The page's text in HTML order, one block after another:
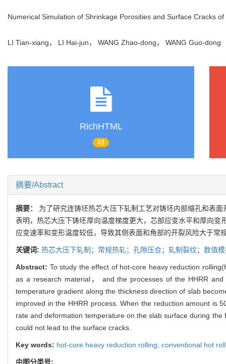
Numerical Simulation of Shrinkage Porosities and Surface Cracks
LI Tian-xiang， LI Hai-jun， WANG Zhao-dong， WANG Guo-
RichHTML
43
摘要/Abstract
摘要： 为了研究连铸坯热芯大压下轧制工艺对铸坯内部缩孔和表
表明，热芯大压下铸坯厚向温度梯度更大，芯部应变水平和厚向
应变速率和变形温度较低，导致其侧表面和角部的开裂风险大于常
关键词: 热芯大压下轧制；常规热轧；孔隙压合；轧制裂纹；数值
Abstract: To study the effect of hot-core heavy reduction
as a research material， and the processes of the HHRR
temperature gradient along the thickness direction of slab
improved in the HHRR process. When the reduction amount is
rate and deformation temperature on the slab surface during
could not lead to the surface cracks.
Key words: hot-core heavy reduction rolling; conventional hot
中图分类号: